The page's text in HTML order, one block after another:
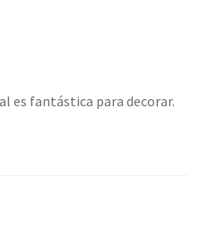
es fantástica para decorar.